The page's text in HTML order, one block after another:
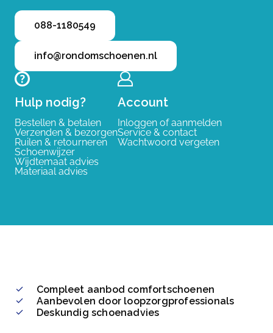
088-1180549
info@rondomschoenen.nl
Hulp nodig?
Bestellen & betalen
Verzenden & bezorgen
Ruilen & retourneren
Schoenwijzer
Wijdtemaat advies
Materiaal advies
Account
Inloggen of aanmelden
Service & contact
Wachtwoord vergeten
Compleet aanbod comfortschoenen
Aanbevolen door loopzorgprofessionals
Deskundig schoenadvies